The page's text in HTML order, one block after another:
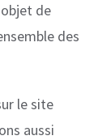
de
des
le site
aussi